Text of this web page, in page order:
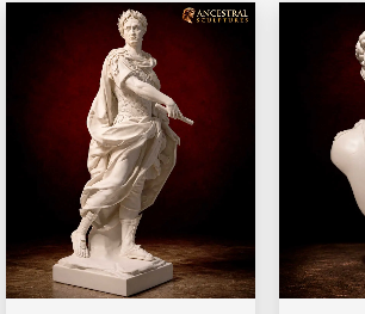
Rango
desde
€64,95
hasta
€467,00
producto
variantes.
opciones
pueden
elegir
producto
variantes.
opciones
pueden
elegir